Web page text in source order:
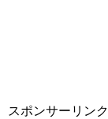
スポンサーリンク